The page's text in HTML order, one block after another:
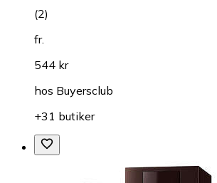
(2)
fr.
544 kr
hos Buyersclub
+31 butiker